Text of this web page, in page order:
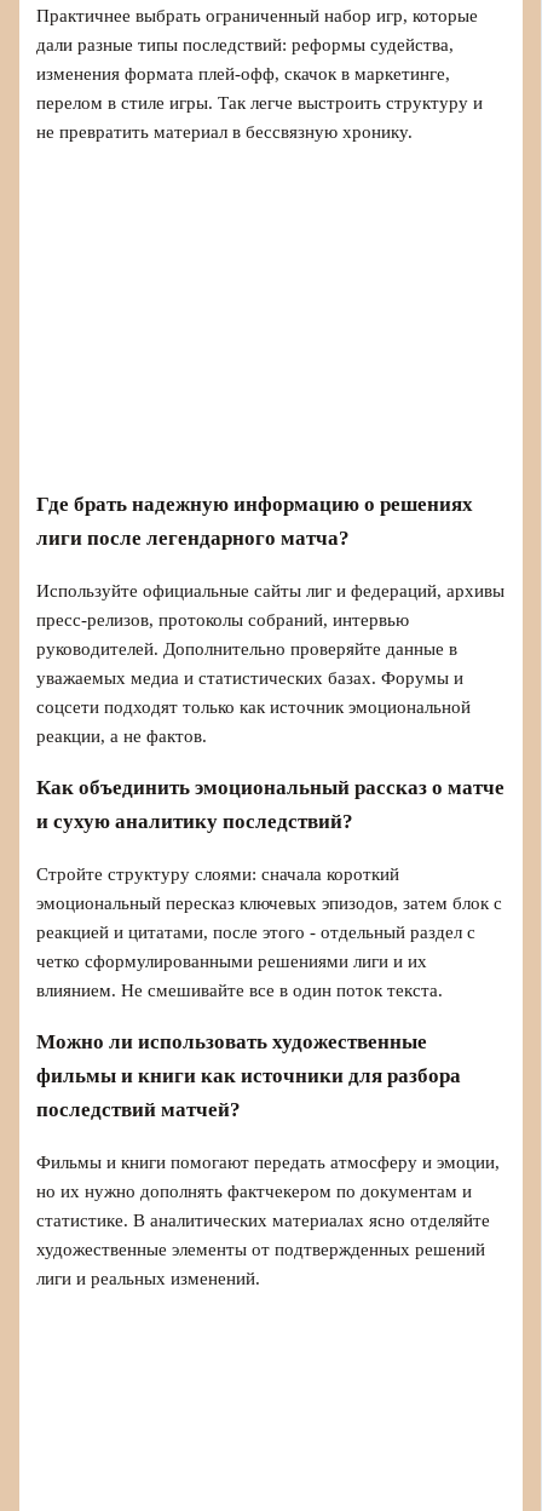
Практичнее выбрать ограниченный набор игр, которые
дали разные типы последствий: реформы судейства,
изменения формата плей-офф, скачок в маркетинге,
перелом в стиле игры. Так легче выстроить структуру и
не превратить материал в бессвязную хронику.
Где брать надежную информацию о решениях
лиги после легендарного матча?
Используйте официальные сайты лиг и федераций, архивы
пресс-релизов, протоколы собраний, интервью
руководителей. Дополнительно проверяйте данные в
уважаемых медиа и статистических базах. Форумы и
соцсети подходят только как источник эмоциональной
реакции, а не фактов.
Как объединить эмоциональный рассказ о матче
и сухую аналитику последствий?
Стройте структуру слоями: сначала короткий
эмоциональный пересказ ключевых эпизодов, затем блок с
реакцией и цитатами, после этого - отдельный раздел с
четко сформулированными решениями лиги и их
влиянием. Не смешивайте все в один поток текста.
Можно ли использовать художественные
фильмы и книги как источники для разбора
последствий матчей?
Фильмы и книги помогают передать атмосферу и эмоции,
но их нужно дополнять фактчекером по документам и
статистике. В аналитических материалах ясно отделяйте
художественные элементы от подтвержденных решений
лиги и реальных изменений.